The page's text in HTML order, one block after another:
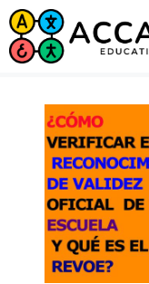
Saltar
al
contenido